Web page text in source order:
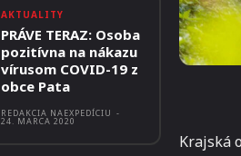
AKTUALITY
PRÁVE TERAZ: Osoba
pozitívna na nákazu
vírusom COVID-19 z
obce Pata
REDAKCIA NAEXPEDÍCIU -
24. MARCA 2020
Krajská